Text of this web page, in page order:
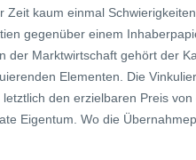
Zeit kaum einmal
gegenüber einem
der Marktwirtschaft gehört der
Elementen. Die
den erzielbaren Preis
Eigentum. Wo die